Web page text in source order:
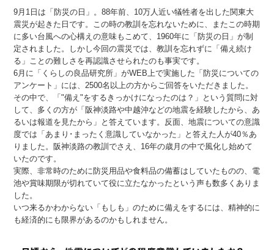
9月1日は「防災の日」。88年前、10万人近い犠牲者を出した関東大
震災が起きた日です。この時の教訓を忘れないために、またこの時期
に多い台風への心構えの意味もこめて、1960年に「防災の日」が制
定されました。しかし今回の震災では、教訓を忘れずに「備え続け
る」ことの難しさを再認識させられたのも事実です。
6月に「くらしの良品研究所」がWEB上で実施した「防災についての
アンケート」には、2500名以上の方からご回答をいただきました。
その中で、「"備え"をするきっかけになったのは？」という質問に対
して、多くの方が「阪神淡路や中越沖などの地震を経験したから、あ
るいは報道を見たから」と答えています。反面、地震についての意識
度では「あまり･まったく意識していなかった」と答えた人が40％あ
りました。阪神淡路の教訓でさえ、16年の歳月の中で風化し始めて
いたのです。
実際、非常時のために防災用品や食料品の備蓄はしていたものの、電
池や賞味期限が切れていて役に立たなかったという声も数多くありま
した。
いつ来るかわからない「もしも」のために備えをするには、精神的に
も経済的にも限界があるのかもしれません。